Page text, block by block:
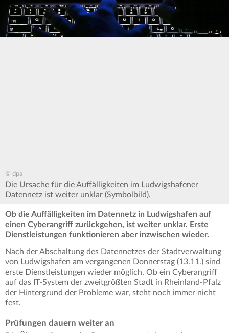
© dpa
Die Ursache für die Auffälligkeiten im Ludwigshafener
Datennetz ist weiter unklar (Symbolbild).
Ob die Auffälligkeiten im Datennetz in Ludwigshafen auf
einen Cyberangriff zurückgehen, ist weiter unklar. Erste
Dienstleistungen funktionieren aber inzwischen wieder.
Nach der Abschaltung des Datennetzes der Stadtverwaltung
von Ludwigshafen am vergangenen Donnerstag (13.11.) sind
erste Dienstleistungen wieder möglich. Ob ein Cyberangriff
auf das IT-System der zweitgrößten Stadt in Rheinland-Pfalz
der Hintergrund der Probleme war, steht noch immer nicht
fest.
Prüfungen dauern weiter an